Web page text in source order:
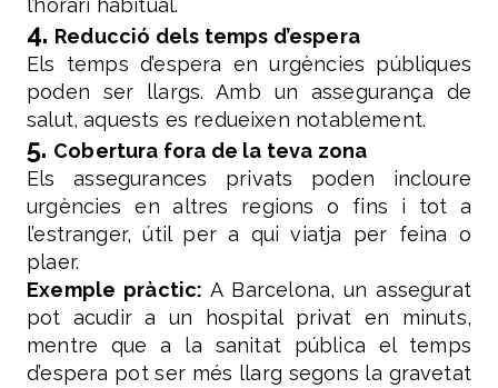
l’horari habitual.
4. Reducció dels temps d’espera
Els temps d’espera en urgències públiques
poden ser llargs. Amb un assegurança de
salut, aquests es redueixen notablement.
5. Cobertura fora de la teva zona
Els assegurances privats poden incloure
urgències en altres regions o fins i tot a
l’estranger, útil per a qui viatja per feina o
plaer.
Exemple pràctic: A Barcelona, un assegurat
pot acudir a un hospital privat en minuts,
mentre que a la sanitat pública el temps
d’espera pot ser més llarg segons la gravetat